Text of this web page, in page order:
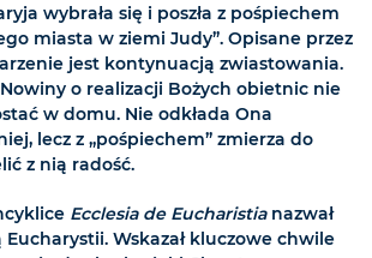
wybrała się i poszła z pośpiechem
miasta w ziemi Judy”. Opisane przez
jest kontynuacją zwiastowania.
o realizacji Bożych obietnic nie
w domu. Nie odkłada Ona
lecz z „pośpiechem” zmierza do
z nią radość.
Ecclesia de Eucharistianazwał
Wskazał kluczowe chwile